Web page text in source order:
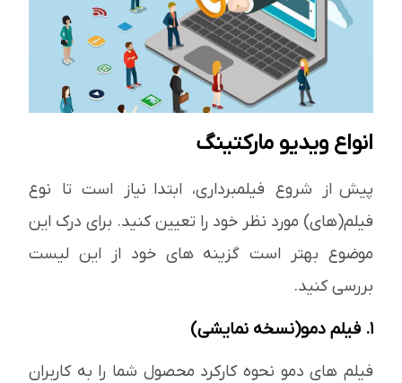
انواع ویدیو مارکتینگ
پیش از شروع فیلمبرداری، ابتدا نیاز است تا نوع
فیلم(های) مورد نظر خود را تعیین کنید. برای درک این
موضوع بهتر است گزینه های خود از این لیست
بررسی کنید.
1. فیلم دمو(نسخه نمایشی)
فیلم های دمو نحوه کارکرد محصول شما را به کاربران